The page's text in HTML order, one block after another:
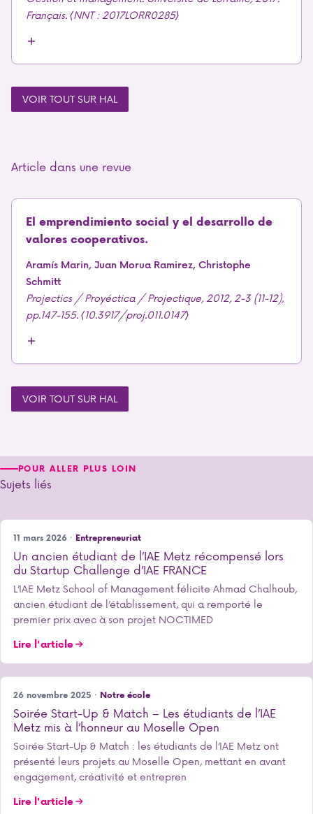
Français. ⟨NNT : 2017LORR0285⟩
VOIR TOUT SUR HAL
Article dans une revue
El emprendimiento social y el desarrollo de
valores cooperativos.
Aramís Marin, Juan Morua Ramirez, Christophe
Schmitt
Projectics / Proyéctica / Projectique, 2012, 2-3 (11-12),
pp.147-155. ⟨10.3917/proj.011.0147⟩
VOIR TOUT SUR HAL
POUR ALLER PLUS LOIN
Sujets liés
11 mars 2026 · Entrepreneuriat
Un ancien étudiant de l’IAE Metz récompensé lors
du Startup Challenge d’IAE FRANCE
L’IAE Metz School of Management félicite Ahmad Chalhoub,
ancien étudiant de l’établissement, qui a remporté le
premier prix avec à son projet NOCTIMED
Lire l'article
26 novembre 2025 · Notre école
Soirée Start-Up & Match – Les étudiants de l’IAE
Metz mis à l’honneur au Moselle Open
Soirée Start-Up & Match : les étudiants de l’IAE Metz ont
présenté leurs projets au Moselle Open, mettant en avant
engagement, créativité et entrepren
Lire l'article